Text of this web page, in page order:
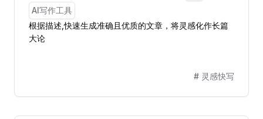
AI写作工具
根据描述,快速生成准确且优质的文章，将灵感化作长篇
大论
# 灵感快写